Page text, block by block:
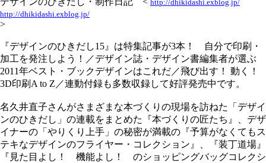
http://dhikidashi.exblog.jp/
http://dhikidashi.exblog.jp/
>
『デザインのひきだし15』は特集記事が3本！ 自分で印刷・
加工を発注しよう！／デザイン誌・デザイン書編集者が選ぶ
2011年ベスト・ブックデザインはこれだ／飛び出す！ 動く！
3D印刷A to Z／連動付録も多数収録して好評発売中です。
名久井直子さんがさまざまな本づくりの現場を訪ねた「デザイ
ンのひきだし」の連載をまとめた『本づくりの匠たち』、デザ
イナーの「やりくり上手」の秘密が満載の『予算がなくてもス
テキなデザインのフライヤー・コレクション』、『装丁道場』
『見た目よし！ 機能よし！ のショッピングバッグコレクシ